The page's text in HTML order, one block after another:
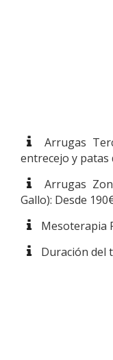
Arrugas
entrecejo y patas
Arrugas
Gallo): Desde
Mesoterapia
Duración del